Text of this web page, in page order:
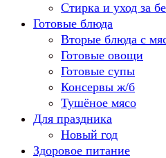
Стирка и уход за
Готовые блюда
Вторые блюда с
Готовые овощи
Готовые супы
Консервы ж/б
Тушёное мясо
Для праздника
Новый год
Здоровое питание